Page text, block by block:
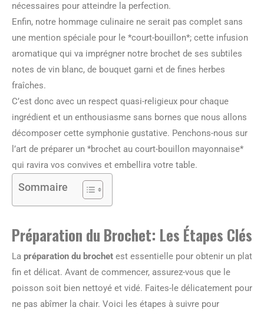
nécessaires pour atteindre la perfection.
Enfin, notre hommage culinaire ne serait pas complet sans
une mention spéciale pour le *court-bouillon*; cette infusion
aromatique qui va imprégner notre brochet de ses subtiles
notes de vin blanc, de bouquet garni et de fines herbes
fraîches.
C’est donc avec un respect quasi-religieux pour chaque
ingrédient et un enthousiasme sans bornes que nous allons
décomposer cette symphonie gustative. Penchons-nous sur
l’art de préparer un *brochet au court-bouillon mayonnaise*
qui ravira vos convives et embellira votre table.
Sommaire
Préparation du Brochet: Les Étapes Clés
La préparation du brochet est essentielle pour obtenir un plat
fin et délicat. Avant de commencer, assurez-vous que le
poisson soit bien nettoyé et vidé. Faites-le délicatement pour
ne pas abîmer la chair. Voici les étapes à suivre pour